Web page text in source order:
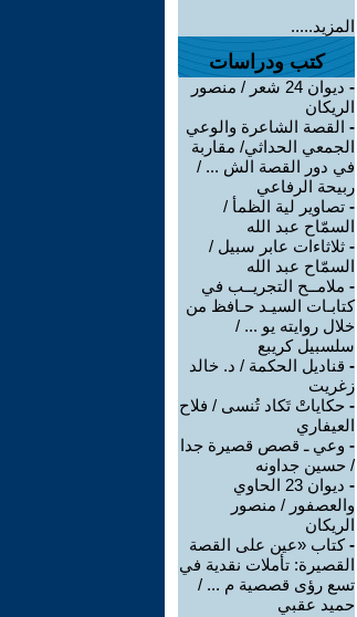
المزيد.....
كتب ودراسات
-
ديوان 24 شعر / منصور
الريكان
- القصة الشاعرة والوعي
الجمعي الحداثي/ مقاربة
في دور القصة الش ... /
ربيحة الرفاعي
- تصاوير لية الظمأ /
السمّاح عبد الله
- ثلاثاءات عابر سبيل /
السمّاح عبد الله
- ملامــح التجريــب في
كتابـات السيـد حـافظ من
خلال روايته يو ... /
سلسبيل كريبع
- قناديل الحكمة / د. خالد
زغريت
- حكاياتْ تَكاد تُنسى / فلاح
العيفاري
- وعي ـ قصص قصيرة جدا
/ حسين جداونه
-
ديوان 23 الحاوي
والعصفور / منصور
الريكان
-كتاب «عين على القصة
القصيرة: تأملات نقدية في
تسع رؤى قصصية م ... /
حميد عقبي